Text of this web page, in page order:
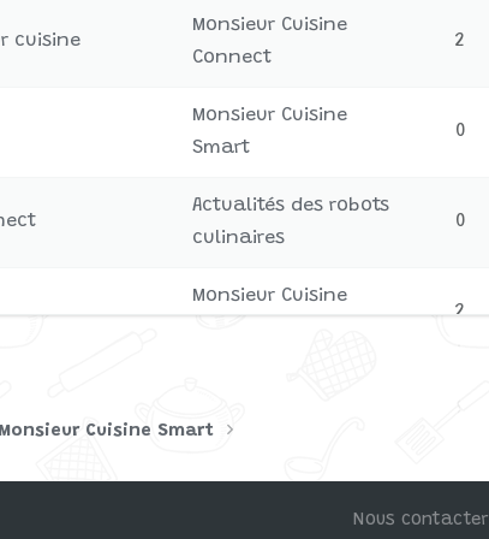
cuisine
Monsieur Cuisine
Connect
2
Monsieur Cuisine
Smart
0
Actualités des robots
culinaires
0
Monsieur Cuisine
2
Smart
Monsieur Cuisine Smart
Nous contacter